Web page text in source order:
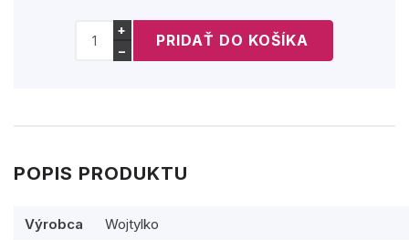
+
−
POPIS PRODUKTU
Výrobca Wojtylko